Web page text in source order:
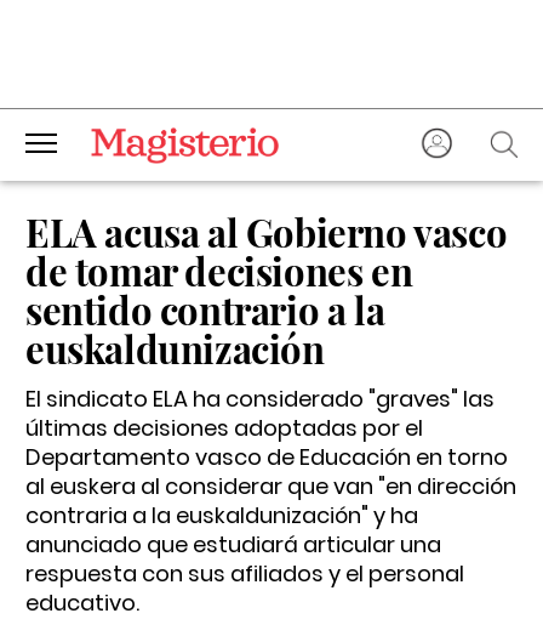
ELA acusa al Gobierno vasco
de tomar decisiones en
sentido contrario a la
euskaldunización
El sindicato ELA ha considerado "graves" las
últimas decisiones adoptadas por el
Departamento vasco de Educación en torno
al euskera al considerar que van "en dirección
contraria a la euskaldunización" y ha
anunciado que estudiará articular una
respuesta con sus afiliados y el personal
educativo.